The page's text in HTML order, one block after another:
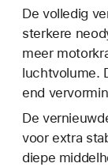
De volledig
sterkere
meer
luchtvolume.
end
De
voor extra
diepe